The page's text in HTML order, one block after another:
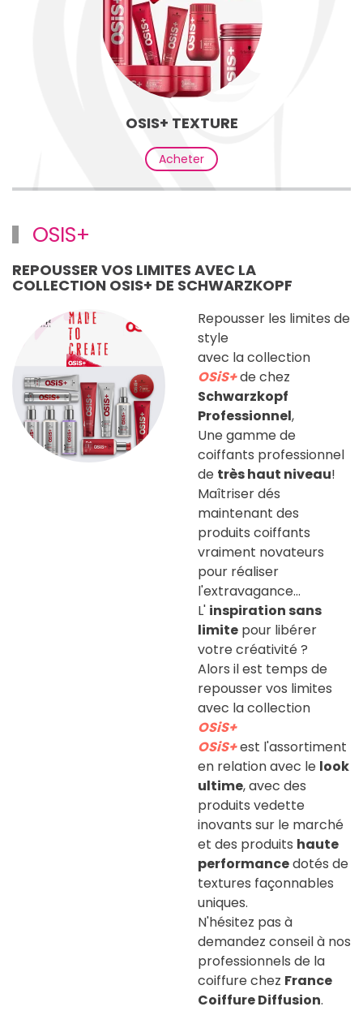
OSIS+ TEXTURE
Acheter
OSIS+
REPOUSSER VOS LIMITES AVEC LA
COLLECTION OSIS+ DE SCHWARZKOPF
Repousser les limites de
style
avec la collection
OSiS+de chez
Schwarzkopf
Professionnel,
Une gamme de
coiffants professionnel
de très haut niveau!
Maîtriser dés
maintenant des
produits coiffants
vraiment novateurs
pour réaliser
l'extravagance...
L' inspiration sans
limite pour libérer
votre créativité ?
Alors il est temps de
repousser vos limites
avec la collection
OSiS+
OSiS+est l'assortiment
en relation avec le look
ultime, avec des
produits vedette
inovants sur le marché
et des produits haute
performancedotés de
textures façonnables
uniques.
N'hésitez pas à
demandez conseil à nos
professionnels de la
coiffure chez France
Coiffure Diffusion.